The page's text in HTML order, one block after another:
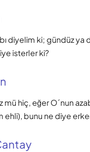
diyelim ki; gündüz
isterler ki?
mü hiç, eğer O´nun
ehli), bunu ne diye